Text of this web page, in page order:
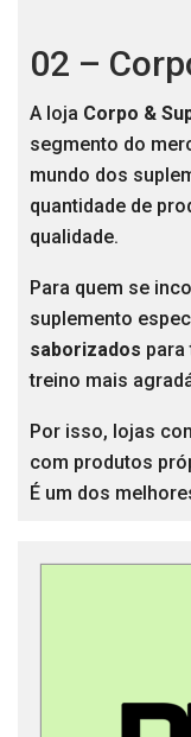
02 –
A loja Corpo &
segmento do
mundo dos
quantidade de
qualidade.
Para quem se
suplemento
saborizados para
treino mais
Por isso, lojas
com produtos
É um dos